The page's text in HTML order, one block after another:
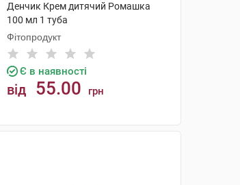
Денчик Крем дитячий Ромашка
100 мл 1 туба
Фітопродукт
Є в наявності
від 55.00 грн